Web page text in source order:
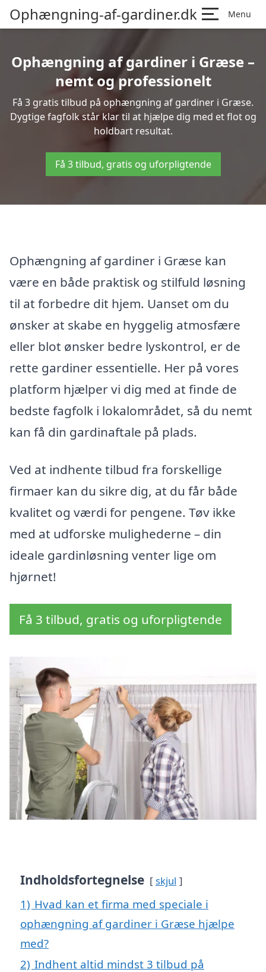
Ophængning-af-gardiner.dk Menu
Ophængning af gardiner i Græse –
nemt og professionelt
Få 3 gratis tilbud på ophængning af gardiner i Græse.
Dygtige fagfolk står klar til at hjælpe dig med et flot og
holdbart resultat.
Få 3 tilbud, gratis og uforpligtende
Ophængning af gardiner i Græse kan
være en både praktisk og stilfuld løsning
til at forbedre dit hjem. Uanset om du
ønsker at skabe en hyggelig atmosfære
eller blot ønsker bedre lyskontrol, er de
rette gardiner essentielle. Her på vores
platform hjælper vi dig med at finde de
bedste fagfolk i lokalområdet, så du nemt
kan få din gardinaftale på plads.
Ved at indhente tilbud fra forskellige
firmaer kan du sikre dig, at du får både
kvalitet og værdi for pengene. Tøv ikke
med at udforske mulighederne – din
ideale gardinløsning venter lige om
hjørnet!
Få 3 tilbud, gratis og uforpligtende
Indholdsfortegnelse skjul
1) Hvad kan et firma med speciale i
ophængning af gardiner i Græse hjælpe
med?
2) Indhent altid mindst 3 tilbud på